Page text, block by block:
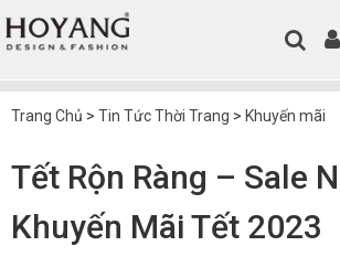
Trang Chủ > Tin Tức Thời Trang > Khuyến mãi
Tết Rộn Ràng – Sale
Khuyến Mãi Tết 2023